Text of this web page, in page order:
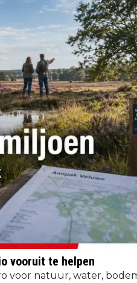
vooruit te helpen
voor natuur, water,